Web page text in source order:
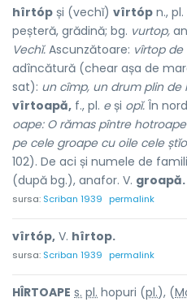
hîrtóp și (vechĭ) vîrtóp n., pl.
peșteră, grădină; bg. vurtop,
Vechĭ. Ascunzătoare: vîrtop de
adîncătură (chear așa de
sat): un cîmp, un drum plin de
vîrtoapă, f., pl. eși opĭ. În
oape: O rămas pîntre
pe cele groape cu oile cele
102). De aci și numele de
(după bg.), anafor. V. groapă.
sursa: Scriban 1939 permalink
vîrtóp, V. hîrtop.
sursa: Scriban 1939 permalink
HÎRTOAPE s. pl. hopuri (pl.), (